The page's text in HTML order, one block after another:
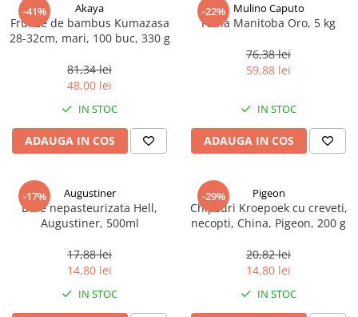
-41% Akaya
Frunze de bambus Kumazasa
28-32cm, mari, 100 buc, 330 g
81,34 lei
48,00 lei
IN STOC
ADAUGA IN COS
-22% Mulino Caputo
Faina Manitoba Oro, 5 kg
76,38 lei
59,88 lei
IN STOC
ADAUGA IN COS
-17% Augustiner
Bere nepasteurizata Hell,
Augustiner, 500ml
17,88 lei
14,80 lei
IN STOC
-29% Pigeon
Chipsuri Kroepoek cu creveti,
necopti, China, Pigeon, 200 g
20,82 lei
14,80 lei
IN STOC